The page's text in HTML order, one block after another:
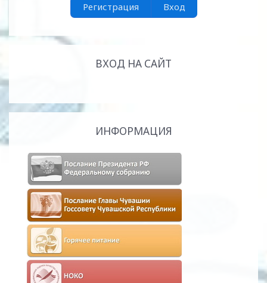
Регистрация Вход
ВХОД НА САЙТ
ИНФОРМАЦИЯ